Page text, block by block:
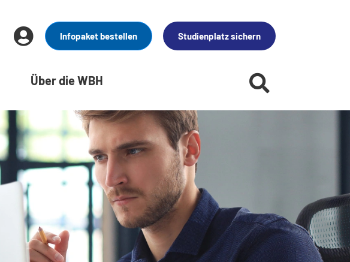
Infopaket bestellen Studienplatz sichern
Über die WBH